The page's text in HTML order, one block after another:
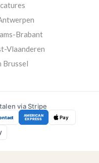
Brabant
Vlaanderen
Brussel
via Stripe
AMERICAN
EXPRESS Pay